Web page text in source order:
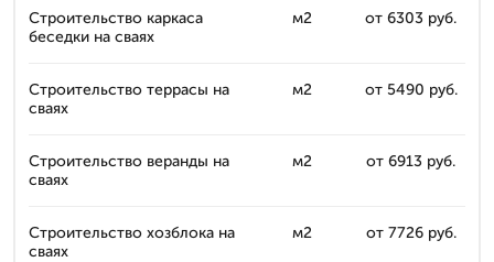
Строительство каркаса
беседки на сваях
м2 от 6303 руб.
Строительство террасы на
сваях
м2 от 5490 руб.
Строительство веранды на
сваях
м2 от 6913 руб.
Строительство хозблока на
сваях
м2 от 7726 руб.